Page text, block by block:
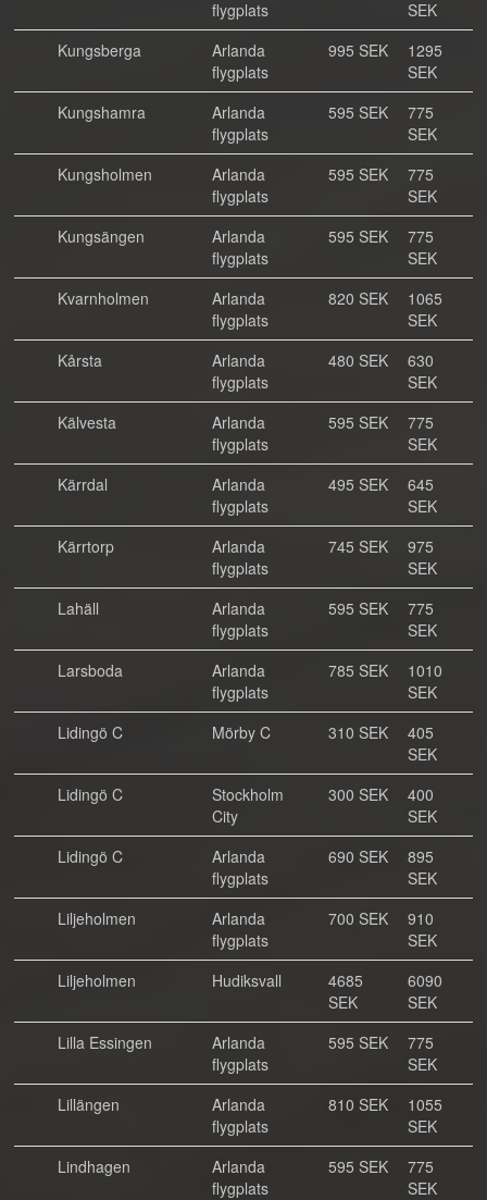
flygplats
SEK
Kungsberga
Arlanda
flygplats
995 SEK
1295
SEK
Kungshamra
Arlanda
flygplats
595 SEK
775
SEK
Kungsholmen
Arlanda
flygplats
595 SEK
775
SEK
Kungsängen
Arlanda
flygplats
595 SEK
775
SEK
Kvarnholmen
Arlanda
flygplats
820 SEK
1065
SEK
Kårsta
Arlanda
flygplats
480 SEK
630
SEK
Kälvesta
Arlanda
flygplats
595 SEK
775
SEK
Kärrdal
Arlanda
flygplats
495 SEK
645
SEK
Kärrtorp
Arlanda
flygplats
745 SEK
975
SEK
Lahäll
Arlanda
flygplats
595 SEK
775
SEK
Larsboda
Arlanda
flygplats
785 SEK
1010
SEK
Lidingö C
Mörby C 310 SEK
405
SEK
Lidingö C
Stockholm
City
300 SEK
400
SEK
Lidingö C
Arlanda
flygplats
690 SEK
895
SEK
Liljeholmen
Arlanda
flygplats
700 SEK
910
SEK
Liljeholmen
Hudiksvall
4685
SEK
6090
SEK
Lilla Essingen
Arlanda
flygplats
595 SEK
775
SEK
Lillängen
Arlanda
flygplats
810 SEK
1055
SEK
Lindhagen
Arlanda
flygplats
595 SEK
775
SEK